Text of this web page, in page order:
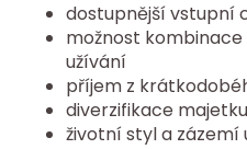
dostupnější vstupní
možnost
užívání
příjem z
diverzifikace
životní styl a zázemí